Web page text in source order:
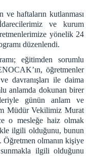
haftaların kutlanması
ve kurum
yönelik 24
düzenlendi.
eğitimden sorumlu
öğretmenler
davranışları ile daima
anlamda dokunan birer
günün anlam ve
Müdür Vekilimiz Murat
o mesleğe haiz olmak
ilgili olduğunu, bunun
olmanın kişiye
ilgili olduğunu